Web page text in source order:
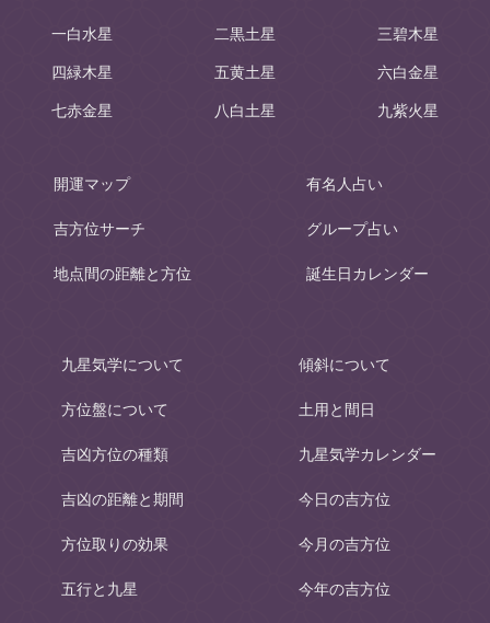
一白水星 二黒土星 三碧木星
四緑木星 五黄土星 六白金星
七赤金星 八白土星 九紫火星
開運マップ
吉方位サーチ
地点間の距離と方位
有名人占い
グループ占い
誕生日カレンダー
九星気学について
方位盤について
吉凶方位の種類
吉凶の距離と期間
方位取りの効果
五行と九星
傾斜について
土用と間日
九星気学カレンダー
今日の吉方位
今月の吉方位
今年の吉方位